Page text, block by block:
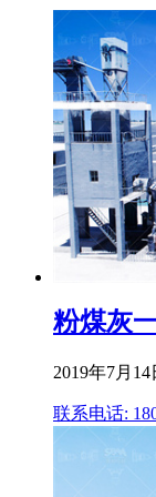
粉煤灰
2019年7月
联系电话: